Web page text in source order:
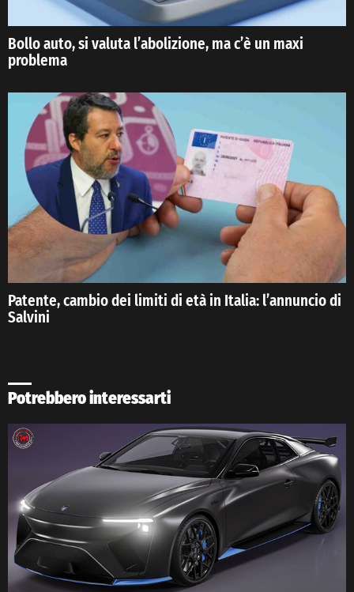
Bollo auto, si valuta l’abolizione, ma c’è un maxi
problema
Patente, cambio dei limiti di età in Italia: l’annuncio di
Salvini
Potrebbero interessarti